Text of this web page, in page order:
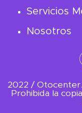
Servicios
Nosotros
2022 /
Prohibida la